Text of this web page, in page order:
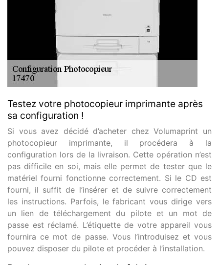
Testez votre photocopieur imprimante après
sa configuration !
Si vous avez décidé d’acheter chez Volumaprint un
photocopieur imprimante, il procédera à la
configuration lors de la livraison. Cette opération n’est
pas difficile en soi, mais elle permet de tester que le
matériel fourni fonctionne correctement. Si le CD est
fourni, il suffit de l’insérer et de suivre correctement
les instructions. Parfois, le fabricant vous dirige vers
un lien de téléchargement du pilote et un mot de
passe est réclamé. L’étiquette de votre appareil vous
fournira ce mot de passe. Vous l’introduisez et vous
pouvez disposer du pilote et procéder à l’installation.